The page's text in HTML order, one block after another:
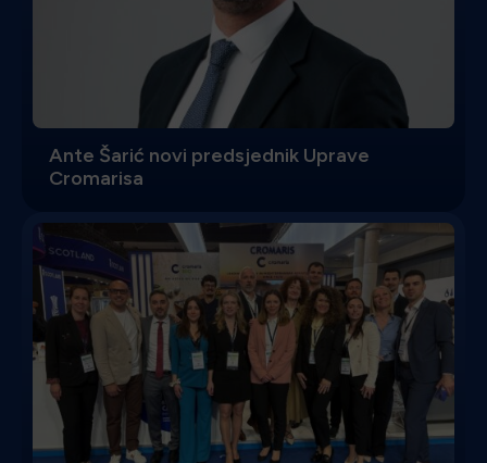
Ante Šarić novi predsjednik Uprave
Cromarisa